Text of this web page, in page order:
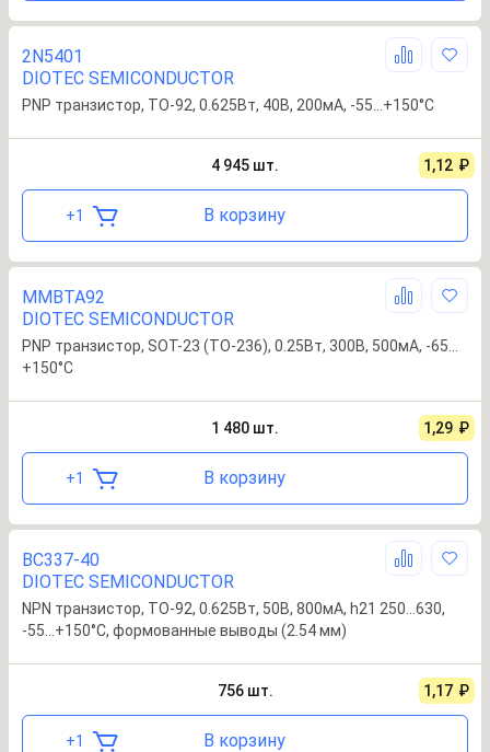
2N5401
DIOTEC SEMICONDUCTOR
PNP транзистор, TO-92, 0.625Вт, 40В, 200мА, -55…+150°С
4 945 шт. 1,12 ₽
+1 В корзину
MMBTA92
DIOTEC SEMICONDUCTOR
PNP транзистор, SOT-23 (TO-236), 0.25Вт, 300В, 500мА, -65…
+150°С
1 480 шт. 1,29 ₽
+1 В корзину
BC337-40
DIOTEC SEMICONDUCTOR
NPN транзистор, TO-92, 0.625Вт, 50В, 800мА, h21 250…630,
-55…+150°С, формованные выводы (2.54 мм)
756 шт. 1,17 ₽
+1 В корзину